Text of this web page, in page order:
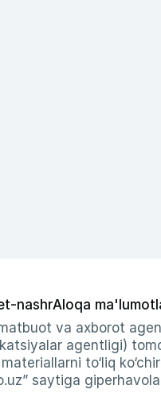
nashrAloqa
va axborot
agentligi)
to‘liq
saytiga